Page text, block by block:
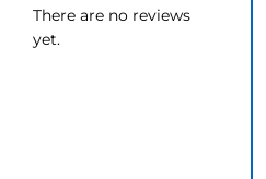
There are no reviews
yet.